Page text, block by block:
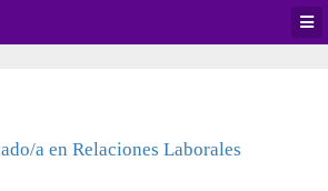
a en Relaciones Laborales